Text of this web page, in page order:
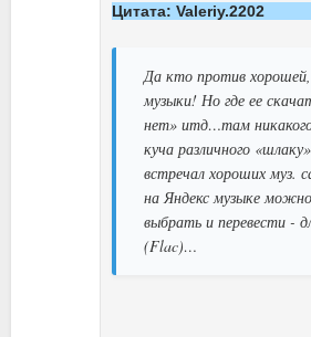
Цитата: Valeriy.2202
Да кто против
музыки! Но где ее
нет» итд…там
куча различного
встречал хороших муз.
на Яндекс музыке
выбрать и перевести -
(Flac)…